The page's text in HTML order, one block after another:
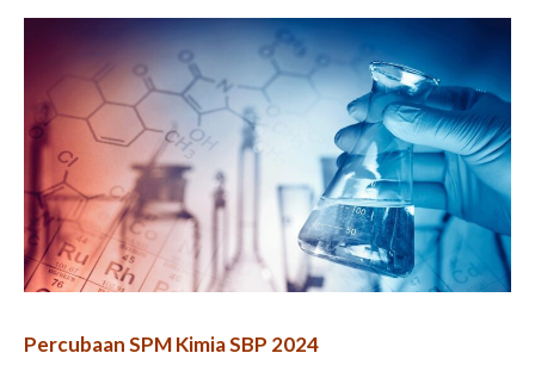
Percubaan SPM Kimia SBP 2024